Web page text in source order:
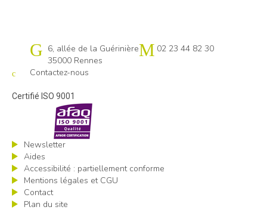
Cap emploi 35
6, allée de la Guérinière
35000 Rennes
02 23 44 82 30
Contactez-nous
Certifié ISO 9001
Newsletter
Aides
Accessibilité : partiellement conforme
Mentions légales et CGU
Contact
Plan du site